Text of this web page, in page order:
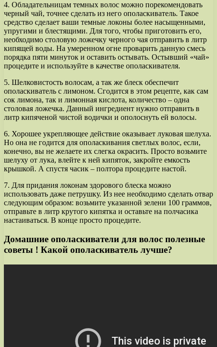
4. Обладательницам темных волос можно порекомендовать
черный чай, точнее сделать из него ополаскиватель. Такое
средство сделает ваши темные локоны более насыщенными,
упругими и блестящими. Для того, чтобы приготовить его,
необходимо столовую ложечку черного чая отправить в литр
кипящей воды. На умеренном огне проварить данную смесь
порядка пяти минуток и оставить остывать. Остывший «чай»
процедите и используйте в качестве ополаскивателя.
5. Шелковистость волосам, а так же блеск обеспечит
ополаскиватель с лимоном. Сгодится в этом рецепте, как сам
сок лимона, так и лимонная кислота, количество – одна
столовая ложечка. Данный ингредиент нужно отправить в
литр кипяченой чистой водички и ополоснуть ей волосы.
6. Хорошее укрепляющее действие оказывает луковая шелуха.
Но она не годится для ополаскивания светлых волос, если,
конечно, вы не желаете их слегка окрасить. Просто возьмите
шелуху от лука, влейте к ней кипяток, закройте емкость
крышкой. А спустя часик – полтора процедите настой.
7. Для придания локонам здорового блеска можно
использовать даже петрушку. Из нее необходимо сделать отвар
следующим образом: возьмите указанной зелени 100 граммов,
отправьте в литр крутого кипятка и оставьте на полчасика
настаиваться. В конце просто процедите.
Домашние ополаскиватели для волос полезные
советы ! Какой ополаскиватель лучше?